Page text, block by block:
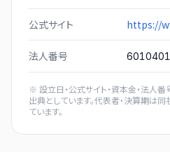
公式サイト https://
法人番号
※ 設立日・公式サイト・資本金・法人番
出典としています。代表者・決算期は
ています。